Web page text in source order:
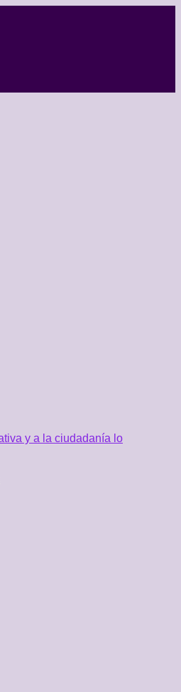
y a la ciudadanía lo